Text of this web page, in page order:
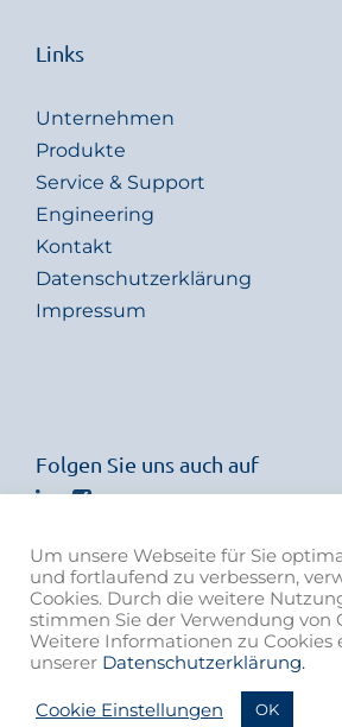
Links
Unternehmen
Produkte
Service & Support
Engineering
Kontakt
Datenschutzerklärung
Impressum
Folgen Sie uns auch auf
© 2021 von Rohr Armaturen AG |
Group
Um unsere Webseite für Sie
und fortlaufend zu verbessern,
Cookies. Durch die weitere
stimmen Sie der Verwendung von
Weitere Informationen zu Cookies
unserer Datenschutzerklärung.
Cookie Einstellungen OK